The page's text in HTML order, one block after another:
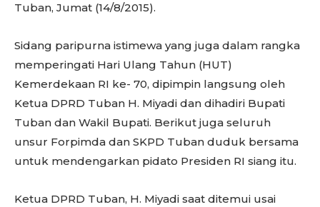
Tuban, Jumat (14/8/2015).
Sidang paripurna istimewa yang juga dalam rangka
memperingati Hari Ulang Tahun (HUT)
Kemerdekaan RI ke- 70, dipimpin langsung oleh
Ketua DPRD Tuban H. Miyadi dan dihadiri Bupati
Tuban dan Wakil Bupati. Berikut juga seluruh
unsur Forpimda dan SKPD Tuban duduk bersama
untuk mendengarkan pidato Presiden RI siang itu.
Ketua DPRD Tuban, H. Miyadi saat ditemui usai